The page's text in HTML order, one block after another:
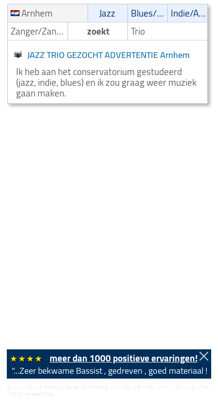
Arnhem
Jazz Blues/Swing
Indie/Alternative
Zanger/Zangeres
zoekt Trio
JAZZ TRIO GEZOCHT ADVERTENTIE Arnhem
Ik heb aan het conservatorium gestudeerd
(jazz, indie, blues) en ik zou graag weer muziek
gaan maken.
0: - / 1: - / 2: - / 3: 54 ms / 4: 54 ms / 5: 54 ms / 6: - / 7: - / 8: - / 9: - / 10: - / 11: - / 12: - / 13: - / 14: -
/ 15: 57 ms proc:57ms
meer dan 1000 positieve ervaringen!
"...Zeer bekwame Bassist , gedreven , goed materiaal